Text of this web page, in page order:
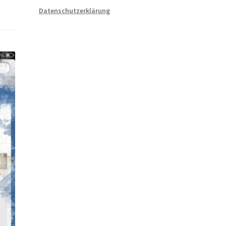
Datenschutzerklärung